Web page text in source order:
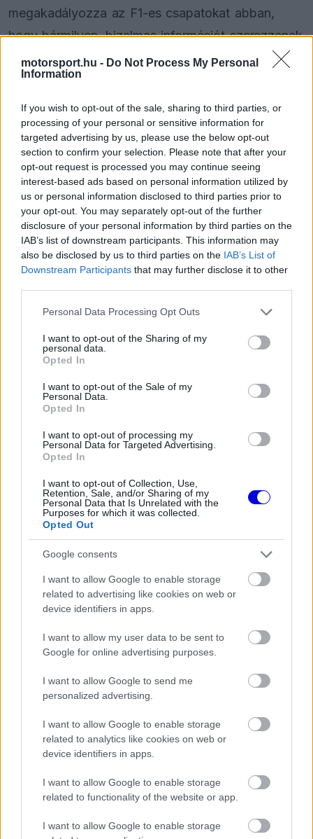
motorsport.hu - Do Not Process My Personal
Information
If you wish to opt-out of the sale, sharing to third parties, or
processing of your personal or sensitive information for
targeted advertising by us, please use the below opt-out
section to confirm your selection. Please note that after your
opt-out request is processed you may continue seeing
interest-based ads based on personal information utilized by
us or personal information disclosed to third parties prior to
your opt-out. You may separately opt-out of the further
disclosure of your personal information by third parties on the
IAB’s list of downstream participants. This information may
also be disclosed by us to third parties on the IAB’s List of
Downstream Participants that may further disclose it to other
Please note that this website/app uses one or more Google
not limited to your visit or usage behaviour. You may click to
grant or deny consent to Google and its third-party tags to
use your data for below specified purposes in below Google
consent section.
Personal Data Processing Opt Outs
I want to opt-out of the Sharing of my
personal data.
Opted In
I want to opt-out of the Sale of my
Personal Data.
Opted In
I want to opt-out of processing my
Personal Data for Targeted Advertising.
Opted In
I want to opt-out of Collection, Use,
Retention, Sale, and/or Sharing of my
Personal Data that Is Unrelated with the
Purposes for which it was collected.
Opted Out
Google consents
I want to allow Google to enable storage
related to advertising like cookies on web or
device identifiers in apps.
I want to allow my user data to be sent to
Google for online advertising purposes.
I want to allow Google to send me
personalized advertising.
I want to allow Google to enable storage
related to analytics like cookies on web or
device identifiers in apps.
I want to allow Google to enable storage
related to functionality of the website or app.
I want to allow Google to enable storage
megakadályozza az F1-es csapatokat abban,
hogy bármilyen, bizalmas információt szerezzenek
ezektől a személyektől a szövetség kapcsán,
miután mondjuk csatlakoztak hozzájuk egy új
szerepkörben.
Player
loading.
This
is
a
modal
window.
The media could not be loaded, either because
the server or network failed or because the format
is not supported.
érintő információ birtokosai, így ha az egyikőjük
a többi kilenc azt általában nem szokta jó
szemmel nézni.
EZEKET IS AJÁNLJUK
FORMA-1
Óriási fordulat Lewis Hamilton
FORMA-1
Kellemetlen meglepetés érte a
nyári szünetben a Forma–1-es
FORMA-1
Francia hatalomátvételről
Maga a szabály egyébként azt mondja ki, hogy
az FIA bajnokságaiban szereplő bármely alakulat
nem veheti igénybe az FIA korábbi elnökének